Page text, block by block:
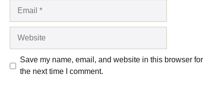
Save my name, email, and website in this browser for
the next time I comment.